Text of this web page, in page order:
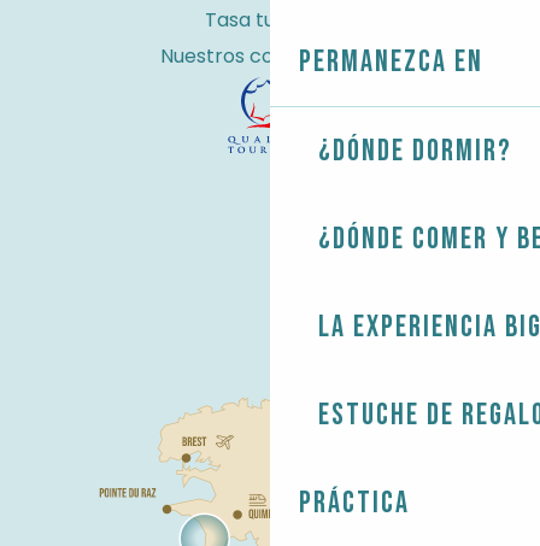
Permanezca en
¿Dónde dormir?
¿Dónde comer y
La experiencia
Estuche de
Práctica
Tasa turística
Nuestros compromisos